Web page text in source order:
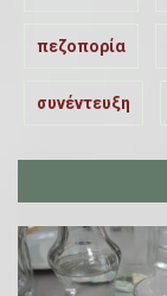
πεζοπορία
συνέντευξη